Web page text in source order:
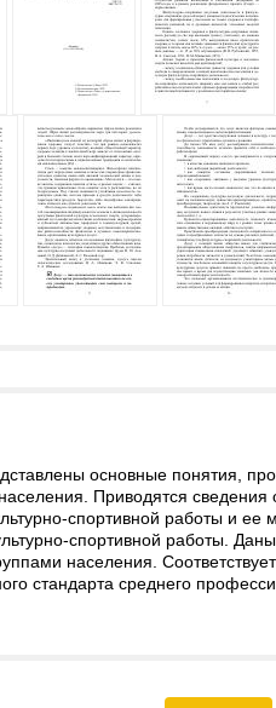
основные понятия,
Приводятся
спортивной работы и
спортивной работы.
населения.
стандарта среднего